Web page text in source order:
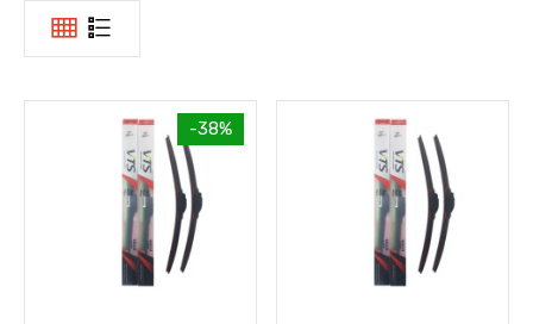
-38%